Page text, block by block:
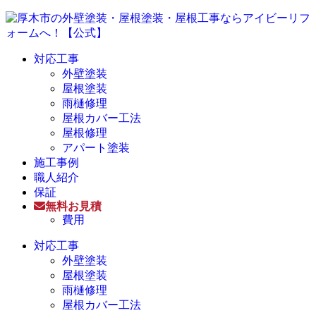
対応工事
外壁塗装
屋根塗装
雨樋修理
屋根カバー工法
屋根修理
アパート塗装
施工事例
職人紹介
保証
無料お見積
費用
対応工事
外壁塗装
屋根塗装
雨樋修理
屋根カバー工法